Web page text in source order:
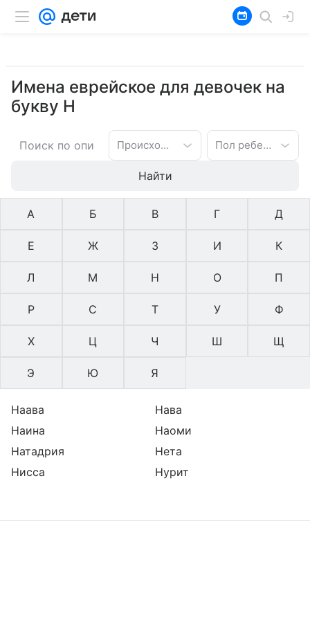
Имена еврейское для девочек на
букву Н
Происхождение имени Пол ребенка
Найти
А Б В Г Д
Е Ж З И К
Л М Н О П
Р С Т У Ф
Х Ц Ч Ш Щ
Э Ю Я
Наава
Нава
Наина
Наоми
Натадрия
Нета
Нисса
Нурит